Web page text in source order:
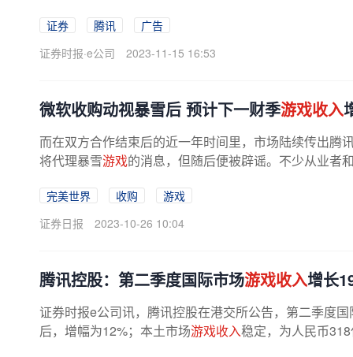
证券 腾讯
广告
证券时报·e公司
2023-11-15 16:53
微软收购动视暴雪后 预计下一财季游戏收入
而在双方合作结束后的近一年时间里，市场陆续传出腾
将代理暴雪游戏的消息，但随后便被辟谣。不少从业者
完美世界 收购
游戏
证券日报
2023-10-26 10:04
腾讯控股：第二季度国际市场游戏收入增长
证券时报e公司讯，腾讯控股在港交所公告，第二季度国
后，增幅为12%；本土市场游戏收入稳定，为人民币